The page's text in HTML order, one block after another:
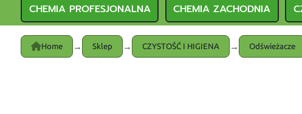
CHEMIA PROFESJONALNA CHEMIA ZACHODNIA
Home → Sklep → CZYSTOŚĆ I HIGIENA → Odświeżacze